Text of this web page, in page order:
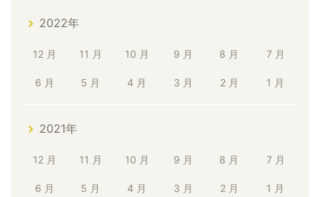
2022年
12 月 11 月 10 月 9 月 8 月 7 月
6 月 5 月 4 月 3 月 2 月 1 月
2021年
12 月 11 月 10 月 9 月 8 月 7 月
6 月 5 月 4 月 3 月 2 月 1 月